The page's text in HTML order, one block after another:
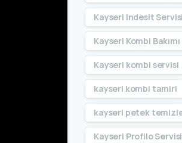
Kayseri Indesit Servisi
Kayseri Kombi Bakımı
Kayseri kombi servisi
kayseri kombi tamiri
kayseri petek
Kayseri Profilo Servisi